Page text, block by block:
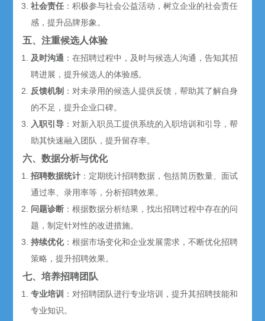
社会责任 ：积极参与社会公益活动，树立企业的社会责任
感，提升品牌形象。
五、注重候选人体验
及时沟通 ：在招聘过程中，及时与候选人沟通，告知其招
聘进展，提升候选人的体验感。
反馈机制 ：对未录用的候选人提供反馈，帮助其了解自身
的不足，提升企业口碑。
入职引导 ：对新入职员工提供系统的入职培训和引导，帮
助其快速融入团队，提升留存率。
六、数据分析与优化
招聘数据统计 ：定期统计招聘数据，包括简历数量、面试
通过率、录用率等，分析招聘效果。
问题诊断 ：根据数据分析结果，找出招聘过程中存在的问
题，制定针对性的改进措施。
持续优化：根据市场变化和企业发展需求，不断优化招聘
策略，提升招聘效果。
七、培养招聘团队
专业培训
：对招聘团队进行专业培训，提升其招聘技能和
专业知识。